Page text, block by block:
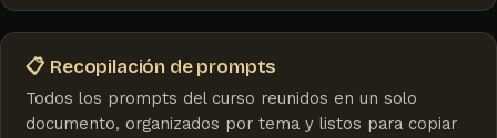
📋 Recopilación de prompts
Todos los prompts del curso reunidos en un solo
documento, organizados por tema y listos para copiar